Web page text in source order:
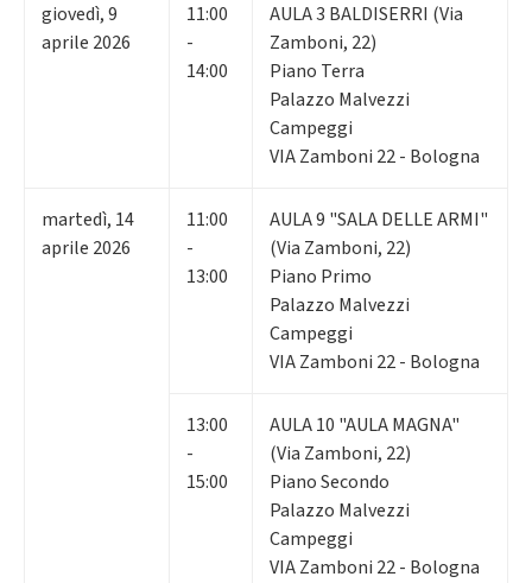
giovedì,9
aprile 2026
11:00
-
14:00
AULA 3 BALDISERRI (Via
Zamboni, 22)
Piano Terra
Palazzo Malvezzi
Campeggi
VIA Zamboni 22 - Bologna
martedì, 14
aprile 2026
11:00
-
13:00
AULA 9 "SALA DELLE ARMI"
(Via Zamboni, 22)
Piano Primo
Palazzo Malvezzi
Campeggi
VIA Zamboni 22 - Bologna
13:00
-
15:00
AULA 10 "AULA MAGNA"
(Via Zamboni, 22)
Piano Secondo
Palazzo Malvezzi
Campeggi
VIA Zamboni 22 - Bologna